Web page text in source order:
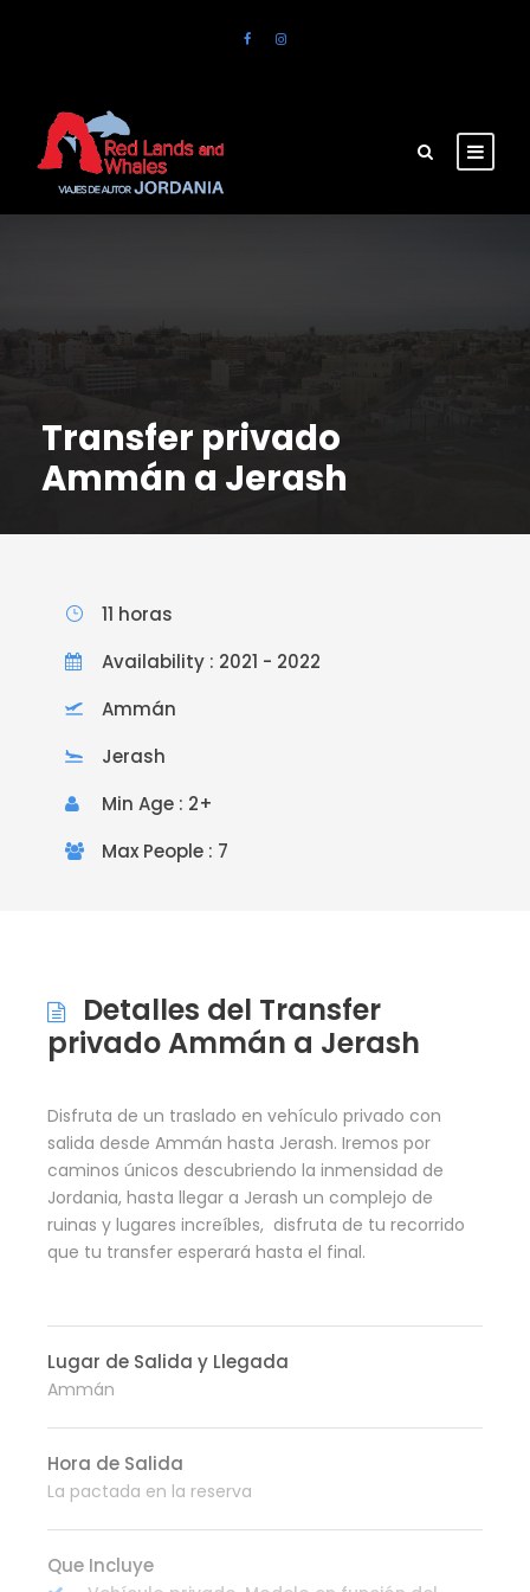
Transfer privado
Ammán a Jerash
11 horas
Availability : 2021 - 2022
Ammán
Jerash
Min Age : 2+
Max People : 7
Detalles del Transfer
privado Ammán a Jerash
Disfruta de un traslado en vehículo privado con
salida desde Ammán hasta Jerash. Iremos por
caminos únicos descubriendo la inmensidad de
Jordania, hasta llegar a Jerash un complejo de
ruinas y lugares increíbles, disfruta de tu recorrido
que tu transfer esperará hasta el final.
Lugar de Salida y Llegada
Ammán
Hora de Salida
La pactada en la reserva
Que Incluye